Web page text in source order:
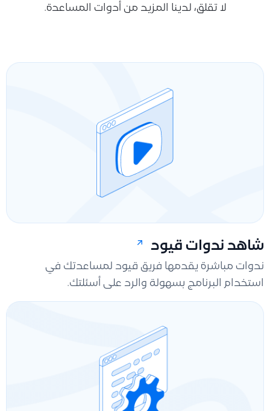
لا تقلق، لدينا المزيد من أدوات المساعدة.
شاهد ندوات قيود
ندوات مباشرة يقدمها فريق قيود لمساعدتك في
استخدام البرنامج بسهولة والرد على أسئلتك.